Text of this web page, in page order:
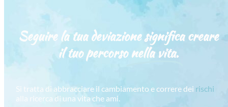
Seguire la tua deviazione significa creare
il tuo percorso nella vita.
Si tratta di abbracciare il cambiamento e correre dei rischi
alla ricerca di una vita che ami.